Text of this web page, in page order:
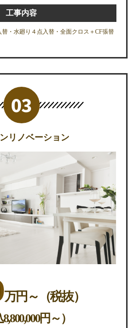
工事内容
・水廻り４点入替・全面クロス＋CF張替
リノベーション
万円～（税抜）
8,800,000円～）